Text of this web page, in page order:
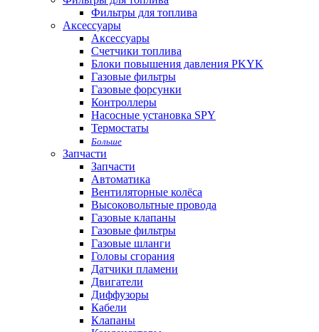
Фильтры для топлива
Аксессуары
Аксессуары
Cчетчики топлива
Блоки повышения давления PKYK
Газовые фильтры
Газовые форсунки
Контроллеры
Насосные установка SPY
Термостаты
Больше
Запчасти
Запчасти
Автоматика
Вентиляторные колёса
Высоковольтные провода
Газовые клапаны
Газовые фильтры
Газовые шланги
Головы сгорания
Датчики пламени
Двигатели
Диффузоры
Кабели
Клапаны